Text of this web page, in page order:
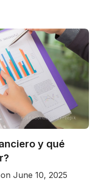
y qué
June 10, 2025